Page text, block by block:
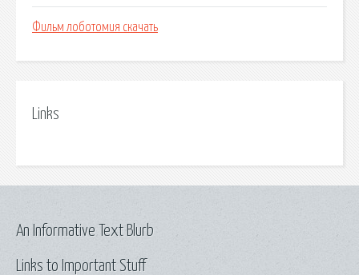
Фильм лоботомия скачать
Links
Links to Important Stuff
An Informative Text Blurb